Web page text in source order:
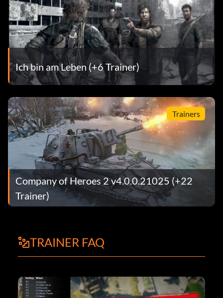
Ich bin am Leben (+6 Trainer)
Trainers
Company of Heroes 2 v4.0.0.21025 (+22
Trainer)
TRAINER FAQ